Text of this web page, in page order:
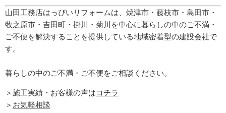
山田工務店はっぴいリフォームは、焼津市・藤枝市・島田市・
牧之原市・吉田町 ・掛川・菊川 を中心に暮らしの中のご不満・
ご不便を解決することを提供している地域密着型の建設会社で
す。
暮らしの中のご不満・ご不便をご相談ください。
＞施工実績・お客様の声はコチラ
＞ お気軽相談